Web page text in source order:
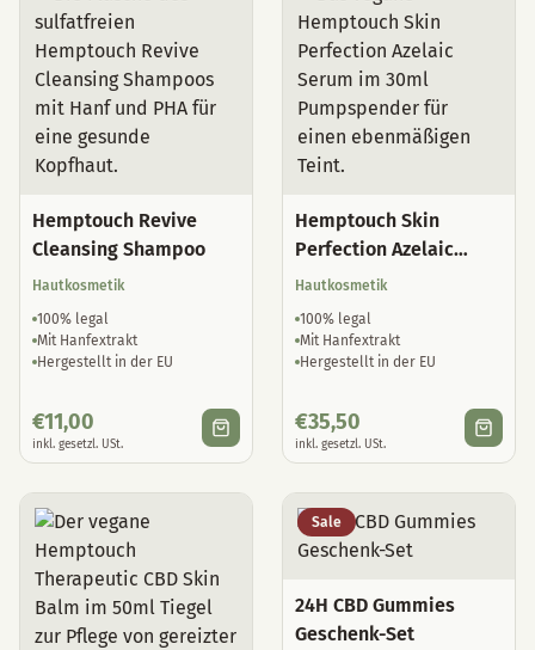
Hemptouch Revive
Cleansing Shampoo
Hautkosmetik
100% legal
Mit Hanfextrakt
Hergestellt in der EU
€11,00
inkl. gesetzl. USt.
Hemptouch Skin
Perfection Azelaic
Serum
Hautkosmetik
100% legal
Mit Hanfextrakt
Hergestellt in der EU
€35,50
inkl. gesetzl. USt.
Sale
24H CBD Gummies
Geschenk-Set